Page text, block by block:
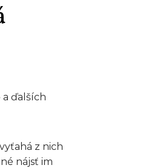
ďalších
z nich
nájsť im